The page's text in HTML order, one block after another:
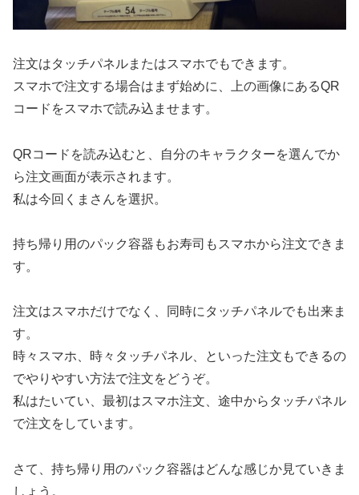
注文はタッチパネルまたはスマホでもできます。
スマホで注文する場合はまず始めに、上の画像にあるQR
コードをスマホで読み込ませます。
QRコードを読み込むと、自分のキャラクターを選んでか
ら注文画面が表示されます。
私は今回くまさんを選択。
持ち帰り用のパック容器もお寿司もスマホから注文できま
す。
注文はスマホだけでなく、同時にタッチパネルでも出来ま
す。
時々スマホ、時々タッチパネル、といった注文もできるの
でやりやすい方法で注文をどうぞ。
私はたいてい、最初はスマホ注文、途中からタッチパネル
で注文をしています。
さて、持ち帰り用のパック容器はどんな感じか見ていきま
しょう。